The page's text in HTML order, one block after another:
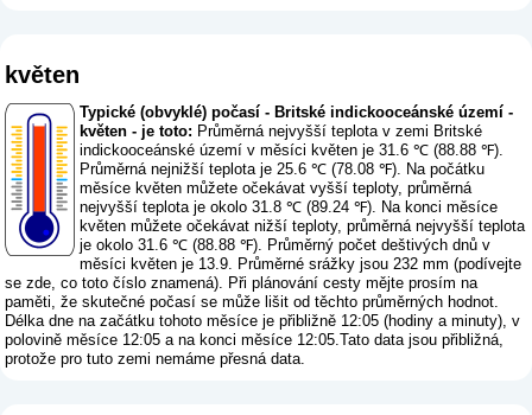
květen
Typické (obvyklé) počasí - Britské indickooceánské území -
květen - je toto: Průměrná nejvyšší teplota v zemi Britské
indickooceánské území v měsíci květen je 31.6 ℃ (88.88 ℉).
Průměrná nejnižší teplota je 25.6 ℃ (78.08 ℉). Na počátku
měsíce květen můžete očekávat vyšší teploty, průměrná
nejvyšší teplota je okolo 31.8 ℃ (89.24 ℉). Na konci měsíce
květen můžete očekávat nižší teploty, průměrná nejvyšší teplota
je okolo 31.6 ℃ (88.88 ℉). Průměrný počet deštivých dnů v
měsíci květen je 13.9. Průměrné srážky jsou 232 mm (podívejte
se zde, co toto číslo znamená). Při plánování cesty mějte prosím na
paměti, že skutečné počasí se může lišit od těchto průměrných hodnot.
Délka dne na začátku tohoto měsíce je přibližně 12:05 (hodiny a minuty), v
polovině měsíce 12:05 a na konci měsíce 12:05.Tato data jsou přibližná,
protože pro tuto zemi nemáme přesná data.